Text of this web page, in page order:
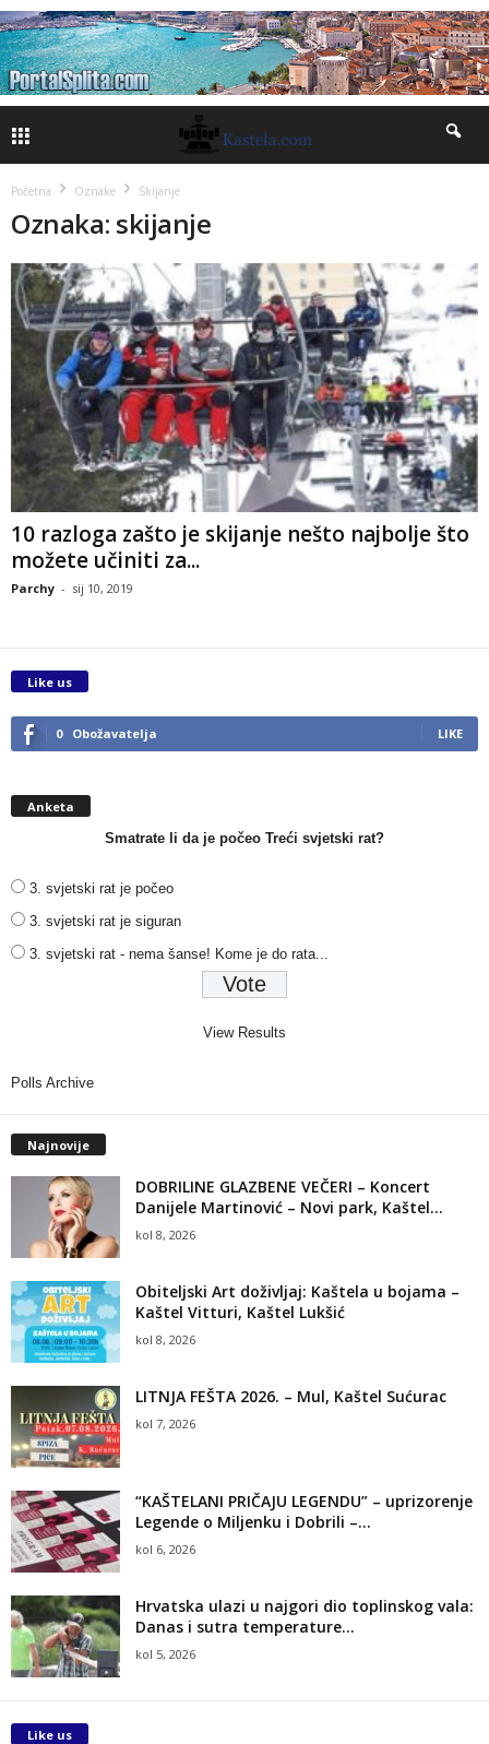
Početna Oznake Skijanje
Oznaka: skijanje
10 razloga zašto je skijanje nešto najbolje što
možete učiniti za...
Parchy - sij 10, 2019
Like us
0 Obožavatelja LIKE
Anketa
Smatrate li da je počeo Treći svjetski rat?
3. svjetski rat je počeo
3. svjetski rat je siguran
3. svjetski rat - nema šanse! Kome je do rata...
View Results
Polls Archive
Najnovije
DOBRILINE GLAZBENE VEČERI – Koncert
Danijele Martinović – Novi park, Kaštel...
kol 8, 2026
Obiteljski Art doživljaj: Kaštela u bojama –
Kaštel Vitturi, Kaštel Lukšić
kol 8, 2026
LITNJA FEŠTA 2026. – Mul, Kaštel Sućurac
kol 7, 2026
“KAŠTELANI PRIČAJU LEGENDU” – uprizorenje
Legende o Miljenku i Dobrili –...
kol 6, 2026
Hrvatska ulazi u najgori dio toplinskog vala:
Danas i sutra temperature...
kol 5, 2026
Like us